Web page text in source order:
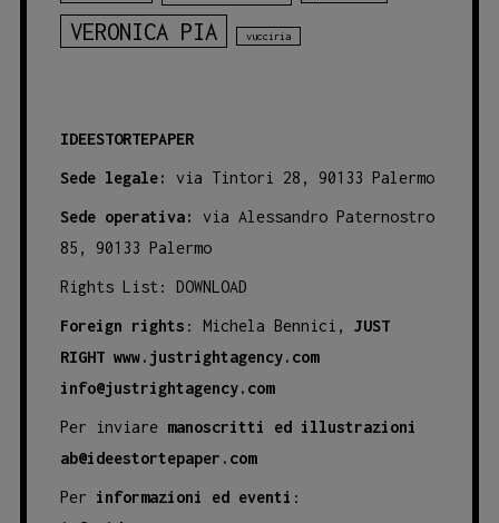
VERONICA PIA vucciria
IDEESTORTEPAPER
Sede legale: via Tintori 28, 90133 Palermo
Sede operativa:
via Alessandro Paternostro
85, 90133 Palermo
Rights List: DOWNLOAD
Foreign rights : Michela Bennici, JUST
RIGHT www.justrightagency.com
info@justrightagency.com
Per inviare manoscritti ed illustrazioni
ab@ideestortepaper.com
Per informazioni ed eventi :